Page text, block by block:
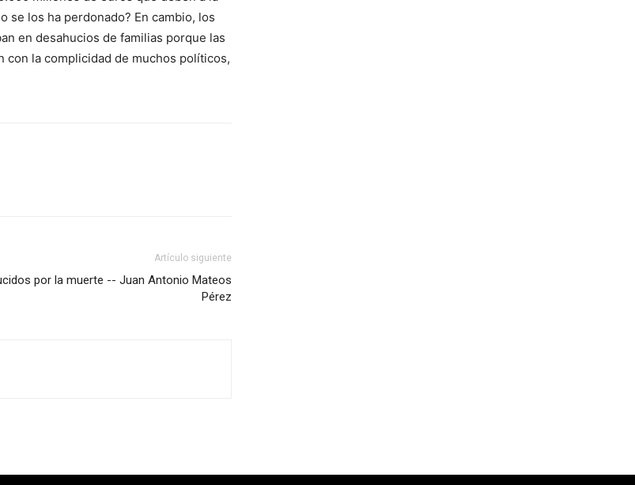
se los ha perdonado? En cambio, los
en desahucios de familias porque las
con la complicidad de muchos políticos,
Artículo siguiente
por la muerte -- Juan Antonio Mateos
Pérez